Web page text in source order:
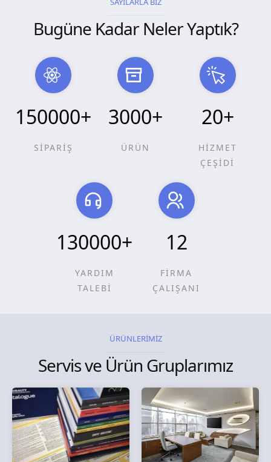
Bugüne Kadar Neler Yaptık?
150000+
SİPARİŞ
3000+
ÜRÜN
20+
HİZMET
ÇEŞİDİ
130000+
YARDIM
TALEBİ
12
FİRMA
ÇALIŞANI
ÜRÜNLERİMİZ
Servis ve Ürün Gruplarımız